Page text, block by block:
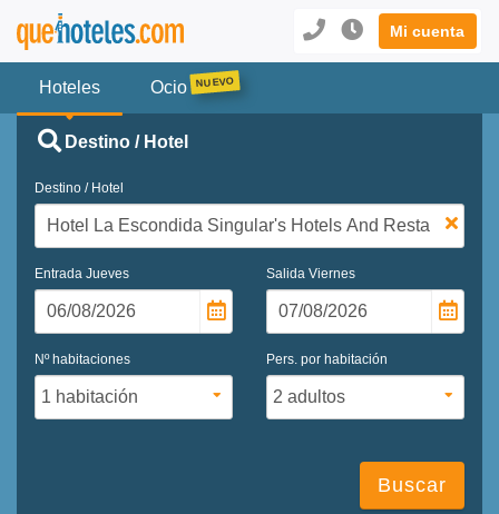
Mi cuenta
Hoteles Ocio
Destino / Hotel
Destino / Hotel
Entrada Jueves Salida Viernes
Nº habitaciones Pers. por habitación
Buscar